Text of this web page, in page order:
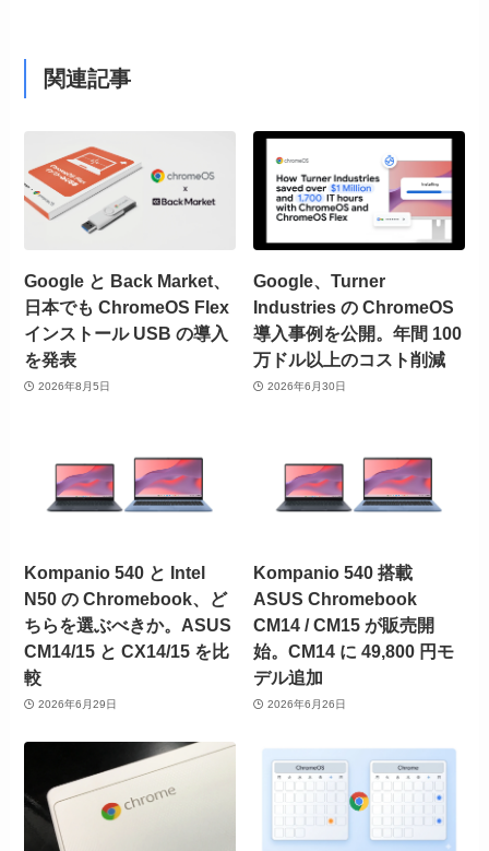
関連記事
Google と Back Market、
日本でも ChromeOS Flex
インストール USB の導入
を発表
2026年8月5日
Google、Turner
Industries の ChromeOS
導入事例を公開。年間 100
万ドル以上のコスト削減
2026年6月30日
Kompanio 540 と Intel
N50 の Chromebook、ど
ちらを選ぶべきか。ASUS
CM14/15 と CX14/15 を比
較
2026年6月29日
Kompanio 540 搭載
ASUS Chromebook
CM14 / CM15 が販売開
始。CM14 に 49,800 円モ
デル追加
2026年6月26日